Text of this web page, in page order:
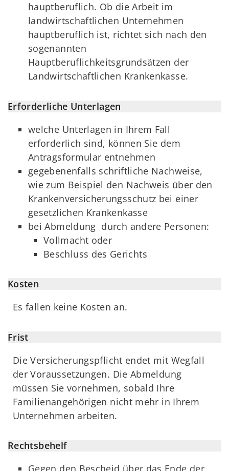
hauptberuflich. Ob die Arbeit im
landwirtschaftlichen Unternehmen
hauptberuflich ist, richtet sich nach den
sogenannten
Hauptberuflichkeitsgrundsätzen der
Landwirtschaftlichen Krankenkasse.
Erforderliche Unterlagen
welche Unterlagen in Ihrem Fall
erforderlich sind, können Sie dem
Antragsformular entnehmen
gegebenenfalls schriftliche Nachweise,
wie zum Beispiel den Nachweis über den
Krankenversicherungsschutz bei einer
gesetzlichen Krankenkasse
bei Abmeldung durch andere Personen:
Vollmacht oder
Beschluss des Gerichts
Kosten
Es fallen keine Kosten an.
Frist
Die Versicherungspflicht endet mit Wegfall
der Voraussetzungen. Die Abmeldung
müssen Sie vornehmen, sobald Ihre
Familienangehörigen nicht mehr in Ihrem
Unternehmen arbeiten.
Rechtsbehelf
Gegen den Bescheid über das Ende der